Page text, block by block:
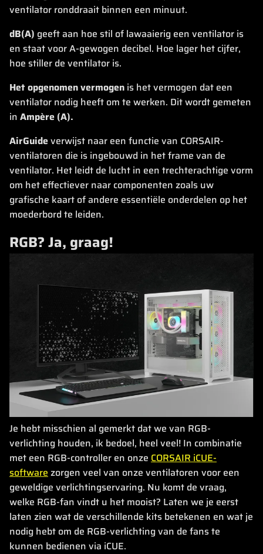
ventilator ronddraait binnen een minuut.
dB(A) geeft aan hoe stil of lawaaierig een ventilator is
en staat voor A-gewogen decibel. Hoe lager het cijfer,
hoe stiller de ventilator is.
Het opgenomen vermogen is het vermogen dat een
ventilator nodig heeft om te werken. Dit wordt gemeten
in Ampère (A).
AirGuideverwijst naar een functie van CORSAIR-
ventilatoren die is ingebouwd in het frame van de
ventilator. Het leidt de lucht in een trechterachtige vorm
om het effectiever naar componenten zoals uw
grafische kaart of andere essentiële onderdelen op het
moederbord te leiden.
RGB? Ja, graag!
Je hebt misschien al gemerkt dat we van RGB-
verlichting houden, ik bedoel, heel veel! In combinatie
met een RGB-controller en onze CORSAIR iCUE-
software zorgen veel van onze ventilatoren voor een
geweldige verlichtingservaring. Nu komt de vraag,
welke RGB-fan vindt u het mooist? Laten we je eerst
laten zien wat de verschillende kits betekenen en wat je
nodig hebt om de RGB-verlichting van de fans te
kunnen bedienen via iCUE.